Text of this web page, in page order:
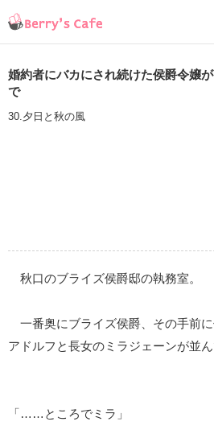
婚約者にバカにされ続けた侯爵令嬢
で
30.夕日と秋の風
秋口のブライズ侯爵邸の執務室。
一番奥にブライズ侯爵、その手前
アドルフと長女のミラジェーンが並ん
「……ところでミラ」